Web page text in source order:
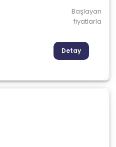
Başlayan
fiyatlarla
Detay